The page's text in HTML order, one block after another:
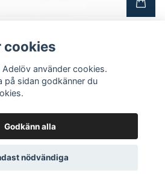
cookies
Adelöv använder cookies.
på sidan godkänner du
Godkänn alla
nödvändiga